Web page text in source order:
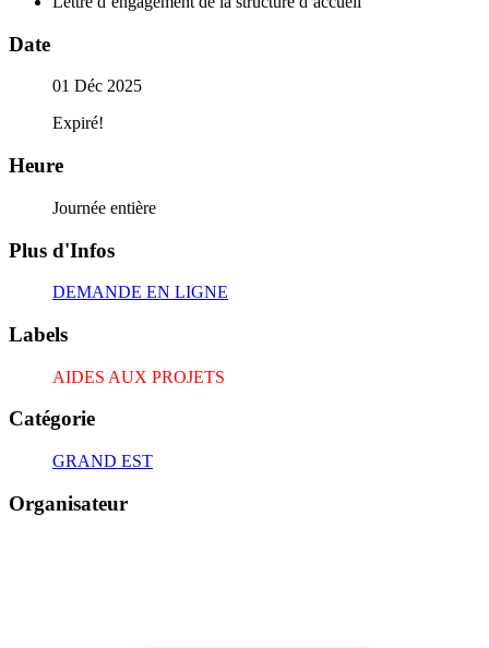
Date
01 Déc 2025
Expiré!
Heure
Journée entière
Plus d'Infos
DEMANDE EN LIGNE
Labels
AIDES AUX PROJETS
Catégorie
GRAND EST
Organisateur